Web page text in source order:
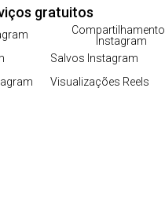
gratuitos
Instagram
Salvos Instagram
Visualizações Reels